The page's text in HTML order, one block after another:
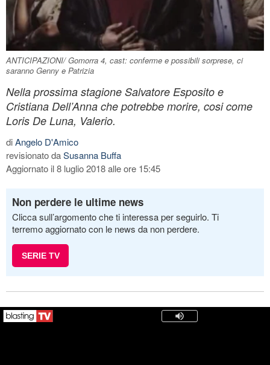
ANTICIPAZIONI/ Gomorra 4, cast: conferme e possibili sorprese, ci
saranno Genny e Patrizia
Nella prossima stagione Salvatore Esposito e
Cristiana Dell’Anna che potrebbe morire, cosi come
Loris De Luna, Valerio.
diAngelo D'Amico
revisionato daSusanna Buffa
Aggiornato il 8 luglio 2018 alle ore 15:45
Non perdere le ultime news
Clicca sull’argomento che ti interessa per seguirlo. Ti
terremo aggiornato con le news da non perdere.
SERIE TV